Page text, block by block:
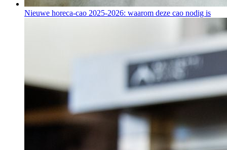
Nieuwe horeca-cao 2025-2026: waarom deze cao nodig is